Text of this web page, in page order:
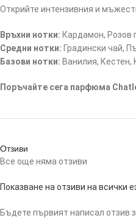
Открийте интензивния и
Връхни нотки: Кардамон, Розов
Средни нотки: Градински чай,
Базови нотки: Ванилия, Кестен,
Поръчайте сега парфюма
Отзиви
Все още няма отзиви
Показване на отзиви на всички
Бъдете първият написал отзив